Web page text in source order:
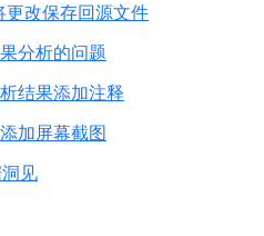
改保存回源文件
分析的问题
结果添加注释
加屏幕截图
见